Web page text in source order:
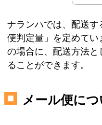
ナランハでは、配送
便判定量」を定めて
の場合に、配送方法
ることができます。
メール便に